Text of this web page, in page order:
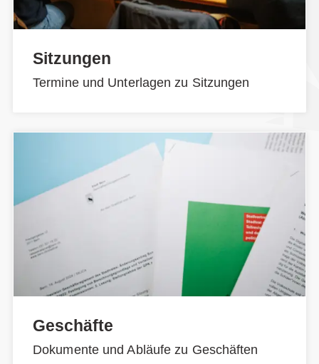
Sitzungen
Termine und Unterlagen zu Sitzungen
Geschäfte
Dokumente und Abläufe zu Geschäften